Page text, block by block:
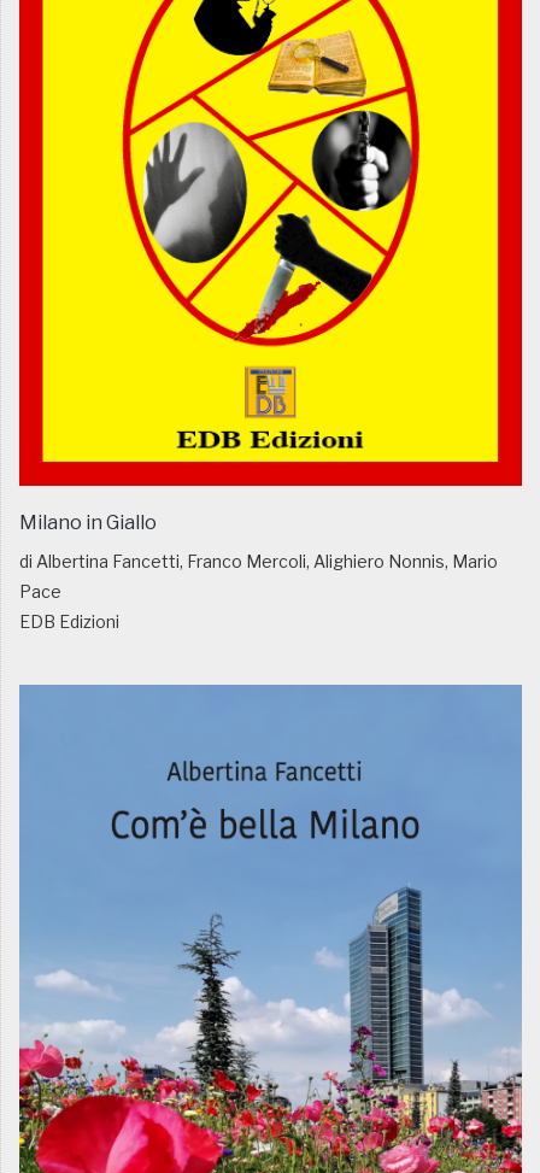
Milano in Giallo
di Albertina Fancetti, Franco Mercoli, Alighiero Nonnis, Mario
Pace
EDB Edizioni